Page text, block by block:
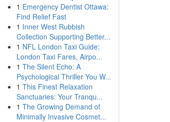
1 Emergency Dentist Ottawa:
Find Relief Fast
1 Inner West Rubbish
Collection Supporting Better...
1 NFL London Taxi Guide:
London Taxi Fares, Airpo...
1 The Silent Echo: A
Psychological Thriller You W...
1 This Finest Relaxation
Sanctuaries: Your Tranqu...
1 The Growing Demand of
Minimally Invasive Cosmet...